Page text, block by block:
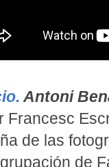
Antoni
Francesc
de las
de